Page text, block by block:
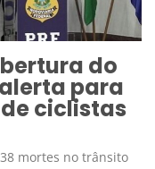
do
para
ciclistas
mortes no trânsito